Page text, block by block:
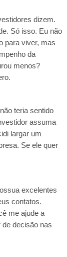
dizem.
Só isso. Eu não
para viver, mas
da
menos?
teria sentido
assuma
largar um
Se ele quer
excelentes
contatos.
me ajude a
decisão nas